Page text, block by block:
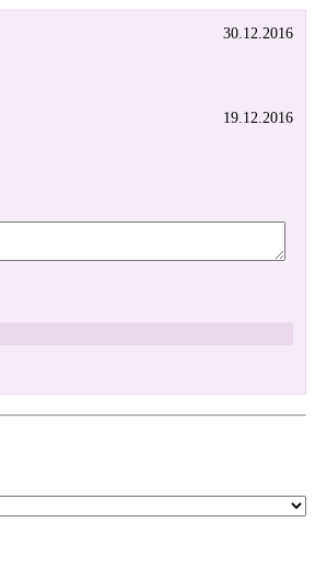
30.12.2016
19.12.2016